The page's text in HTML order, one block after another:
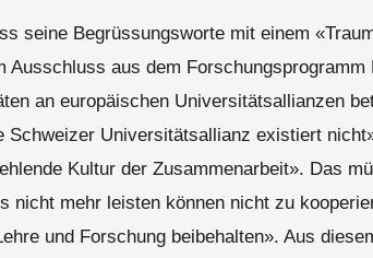
seine Begrüssungsworte mit einem
Ausschluss aus dem
an europäischen Universitätsallianzen
Schweizer Universitätsallianz existiert
Kultur der Zusammenarbeit». Das
nicht mehr leisten können nicht zu
und Forschung beibehalten». Aus